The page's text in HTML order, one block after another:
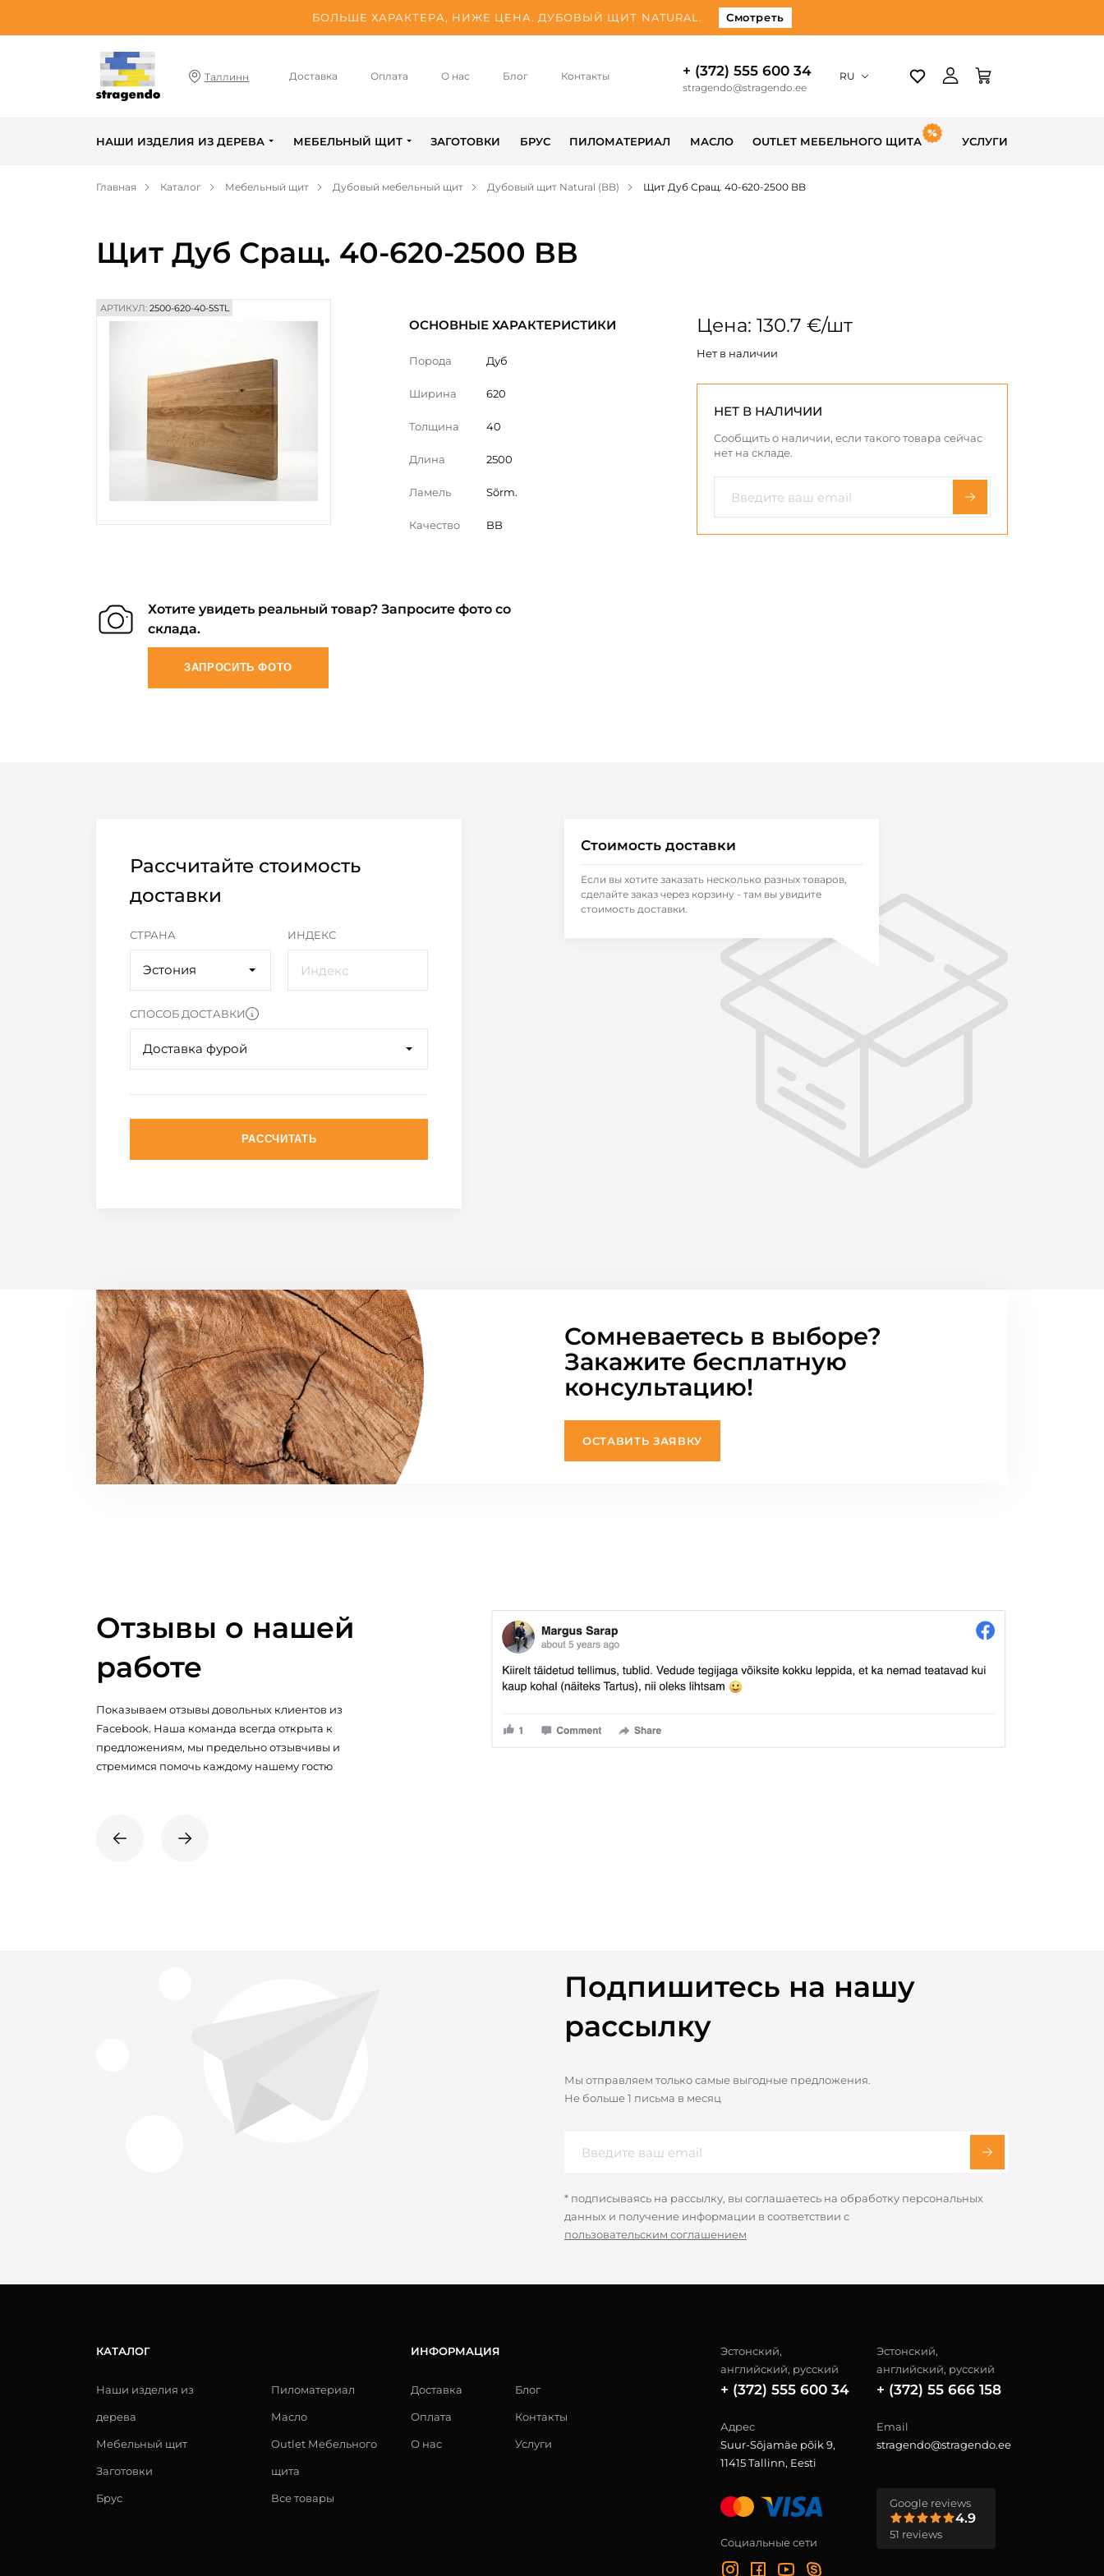
БОЛЬШЕ ХАРАКТЕРА, НИЖЕ ЦЕНА. ДУБОВЫЙ ЩИТ NATURAL. Смотреть
Таллинн Доставка Оплата О нас Блог Контакты + (372) 555 600 34
stragendo@stragendo.ee
RU
НАШИ ИЗДЕЛИЯ ИЗ ДЕРЕВА МЕБЕЛЬНЫЙ ЩИТ ЗАГОТОВКИ БРУС ПИЛОМАТЕРИАЛ МАСЛО OUTLET МЕБЕЛЬНОГО ЩИТА УСЛУГИ
Главная Каталог Мебельный щит Дубовый мебельный щит Дубовый щит Natural (BB) Щит Дуб Сращ. 40-620-2500 BB
Щит Дуб Сращ. 40-620-2500 BB
АРТИКУЛ: 2500-620-40-5STL
ОСНОВНЫЕ ХАРАКТЕРИСТИКИ
Порода Дуб
Ширина 620
Толщина 40
Длина 2500
Ламель Sõrm.
Качество BB
Цена: 130.7 €/шт
Нет в наличии
НЕТ В НАЛИЧИИ
Сообщить о наличии, если такого товара сейчас
нет на складе.
Хотите увидеть реальный товар? Запросите фото со
склада.
ЗАПРОСИТЬ ФОТО
Рассчитайте стоимость
доставки
СТРАНА
Эстония
ИНДЕКС
СПОСОБ ДОСТАВКИ
Доставка фурой
РАССЧИТАТЬ
Стоимость доставки
Если вы хотите заказать несколько разных товаров,
сделайте заказ через корзину - там вы увидите
стоимость доставки.
Сомневаетесь в выборе?
Закажите бесплатную
консультацию!
ОСТАВИТЬ ЗАЯВКУ
Отзывы о нашей
работе
Показываем отзывы довольных клиентов из
Facebook. Наша команда всегда открыта к
предложениям, мы предельно отзывчивы и
стремимся помочь каждому нашему гостю
Подпишитесь на нашу
рассылку
Мы отправляем только самые выгодные предложения.
Не больше 1 письма в месяц
* подписываясь на рассылку, вы соглашаетесь на обработку персональных
данных и получение информации в соответствии с
пользовательским соглашением
КАТАЛОГ
Наши изделия из
дерева
Мебельный щит
Заготовки
Брус
Пиломатериал
Масло
Outlet Мебельного
щита
Все товары
ИНФОРМАЦИЯ
Доставка
Оплата
О нас
Блог
Контакты
Услуги
Эстонский,
английский, русский
+ (372) 555 600 34
Эстонский,
английский, русский
+ (372) 55 666 158
Адрес
Suur-Sõjamäe põik 9,
11415 Tallinn, Eesti
Email
stragendo@stragendo.ee
Социальные сети
Google reviews
4.9
51 reviews